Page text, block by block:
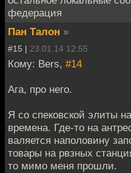
федерация
Пан Талон »
#15 | 23.01.14 12:55
Кому: Bers, #14
Ага, про него.
Я со спековской элиты
времена. Где-то на
валяется наполовину
товары на рвзных
то мимо меня прошли.